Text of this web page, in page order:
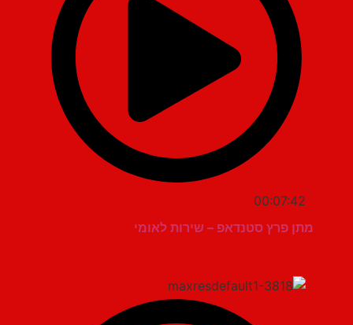
00:07:42
מתן פרץ סטנדאפ – שירות לאומי